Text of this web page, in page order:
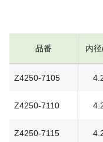
品番 内
Z4250-7105
Z4250-7110
Z4250-7115